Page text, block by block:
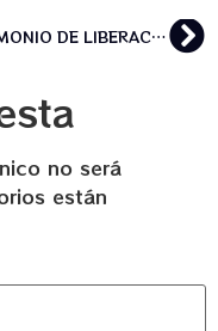
TESTIMONIO DE LIBERACIÓN DE MARINA
no será
están